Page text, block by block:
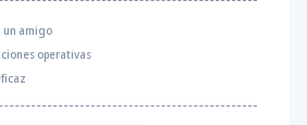
un amigo
operativas